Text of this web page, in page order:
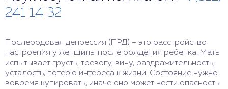
241 14 32
Послеродовая депрессия (ПРД) – это расстройство
настроения у женщины после рождения ребенка. Мать
испытывает грусть, тревогу, вину, раздражительность,
усталость, потерю интереса к жизни. Состояние нужно
вовремя купировать, иначе оно может нести опасность